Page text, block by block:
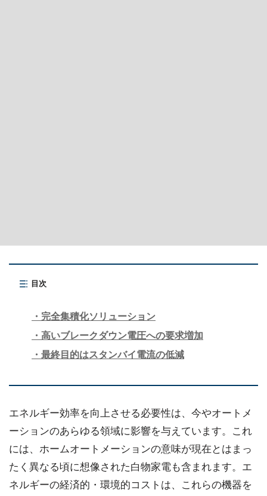
目次
完全集積化ソリューション
高いブレークダウン電圧への要求増加
最終目的はスタンバイ電流の低減
エネルギー効率を向上させる必要性は、今やオートメ
ーションのあらゆる領域に影響を与えています。これ
には、ホームオートメーションの意味が現在とはまっ
たく異なる頃に想像された白物家電も含まれます。エ
ネルギーの経済的・環境的コストは、これらの機器を